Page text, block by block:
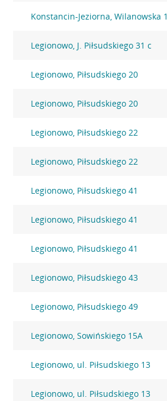
Konstancin-Jeziorna, Wilanowska 1
Legionowo, J. Piłsudskiego 31 c
Legionowo, Piłsudskiego 20
Legionowo, Piłsudskiego 20
Legionowo, Piłsudskiego 22
Legionowo, Piłsudskiego 22
Legionowo, Piłsudskiego 41
Legionowo, Piłsudskiego 41
Legionowo, Piłsudskiego 41
Legionowo, Piłsudskiego 43
Legionowo, Piłsudskiego 49
Legionowo, Sowińskiego 15A
Legionowo, ul. Piłsudskiego 13
Legionowo, ul. Piłsudskiego 13